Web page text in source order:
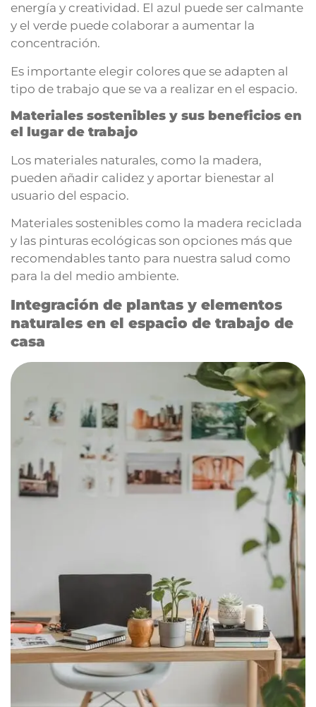
energía y creatividad. El azul puede ser calmante
y el verde puede colaborar a aumentar la
concentración.
Es importante elegir colores que se adapten al
tipo de trabajo que se va a realizar en el espacio.
Materiales sostenibles y sus beneficios en
el lugar de trabajo
Los materiales naturales, como la madera,
pueden añadir calidez y aportar bienestar al
usuario del espacio.
Materiales sostenibles como la madera reciclada
y las pinturas ecológicas son opciones más que
recomendables tanto para nuestra salud como
para la del medio ambiente.
Integración de plantas y elementos
naturales en el espacio de trabajo de
casa